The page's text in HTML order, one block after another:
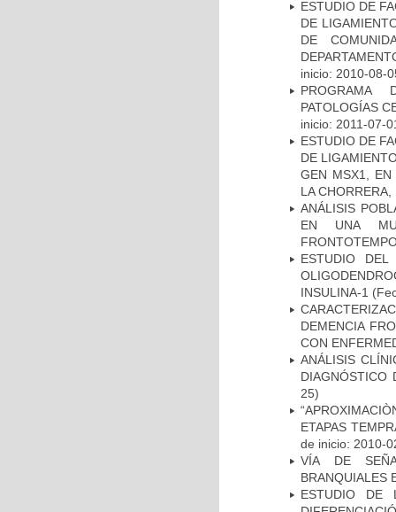
ESTUDIO DE
DE
DE
inicio: 2010-08-
PROGRAMA
PATOLOGÍAS
inicio: 2011-07-
ESTUDIO DE
DE
GEN MSX1, EN
LA
ANÁLISIS
EN UNA
ESTUDIO
INSULINA-1
DEMENCIA
CON
ANÁLISIS
DIAGNÓSTICO
25)
ETAPAS
de inicio: 2010-
VÍA DE
BRANQUIALES
ESTUDIO DE